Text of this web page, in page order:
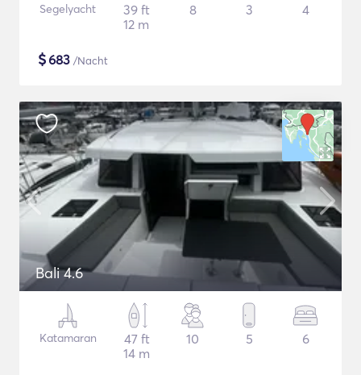
Segelyacht
39 ft
12 m
8 3 4
$683 /Nacht
Bali 4.6
Katamaran
47 ft
14 m
10 5 6